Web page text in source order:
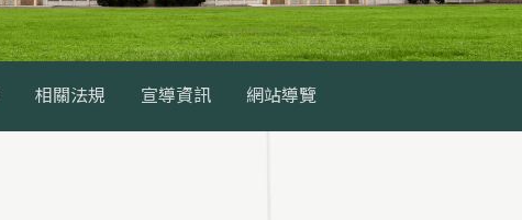
相關法規 宣導資訊 網站導覽